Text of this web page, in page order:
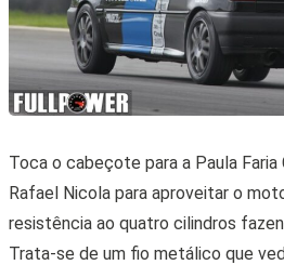
Toca o cabeçote para a Paula
Rafael Nicola para aproveitar o
resistência ao quatro cilindros
Trata-se de um fio metálico que